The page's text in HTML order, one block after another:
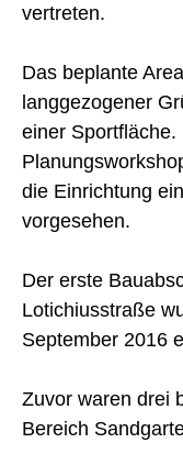
vertreten.
Das beplante
langgezogener
einer
die Einrichtung
vorgesehen.
Der erste
Lotichiusstraße
September 2016
Zuvor waren drei
Bereich